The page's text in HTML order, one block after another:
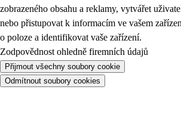
zobrazeného obsahu a reklamy, vytvářet
nebo přistupovat k informacím ve vašem
o poloze a identifikovat vaše zařízení.
Zodpovědnost ohledně firemních údajů
Přijmout všechny soubory cookie
Odmítnout soubory cookies